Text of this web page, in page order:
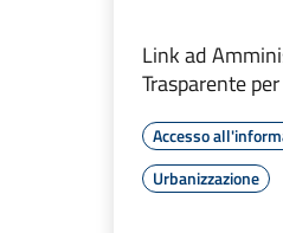
Link ad
Trasparente
Accesso
Urbanizzazione